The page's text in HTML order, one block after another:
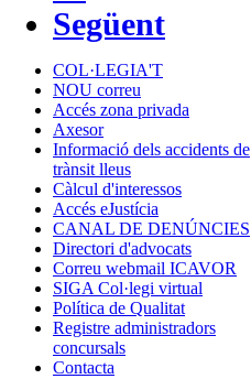
Següent
COL·LEGIA'T
NOU correu
Accés zona privada
Axesor
Informació dels accidents de
trànsit lleus
Càlcul d'interessos
Accés eJustícia
CANAL DE DENÚNCIES
Directori d'advocats
Correu webmail ICAVOR
SIGA Col·legi virtual
Política de Qualitat
Registre administradors
concursals
Contacta